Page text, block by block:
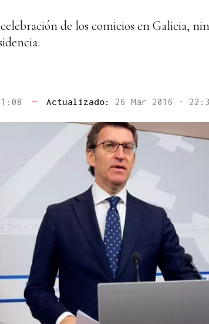
celebración de los comicios en Galicia,
— Actualizado: 26 Mar 2016 -